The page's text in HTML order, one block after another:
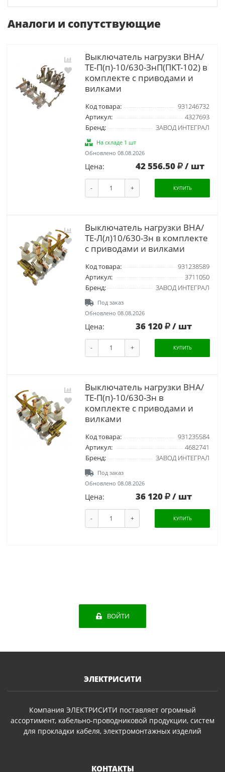
Аналоги и сопутствующие
Выключатель нагрузки ВНА/
ТЕ-П(п)-10/630-ЗнП(ПКТ-102) в
комплекте с приводами и
вилками
Код товара:
931246732
Артикул:
4327693
Бренд:
ЗАВОД ИНТЕГРАЛ
На складе 1 шт
Обновлено 08.08.2026
Цена: 42 556.50 / шт
- + КУПИТЬ
Выключатель нагрузки ВНА/
ТЕ-Л(л)10/630-Зн в комплекте
с приводами и вилками
Код товара:
931238589
Артикул:
3711050
Бренд:
ЗАВОД ИНТЕГРАЛ
Под заказ
Обновлено 08.08.2026
Цена: 36 120 / шт
- + КУПИТЬ
Выключатель нагрузки ВНА/
ТЕ-П(п)-10/630-Зн в
комплекте с приводами и
вилками
Код товара:
931235584
Артикул:
4682741
Бренд:
ЗАВОД ИНТЕГРАЛ
Под заказ
Обновлено 08.08.2026
Цена: 36 120 / шт
- + КУПИТЬ
ВОЙТИ
ЭЛЕКТРИСИТИ
Компания ЭЛЕКТРИСИТИ поставляет огромный
ассортимент, кабельно-проводниковой продукции, систем
для прокладки кабеля, электромонтажных изделий
КОНТАКТЫ